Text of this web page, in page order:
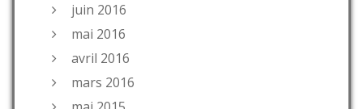
juin 2016
mai 2016
avril 2016
mars 2016